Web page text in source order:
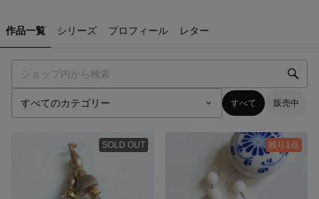
作品一覧 シリーズ プロフィール レター
すべて 販売中
SOLD OUT 残り1点